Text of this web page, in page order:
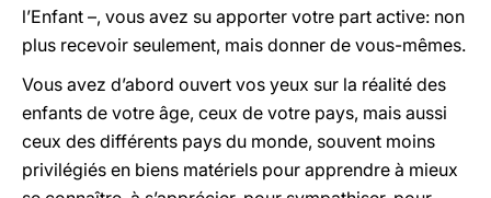
l’Enfant –, vous avez su apporter votre part active: non
plus recevoir seulement, mais donner de vous-mêmes.
Vous avez d’abord ouvert vos yeux sur la réalité des
enfants de votre âge, ceux de votre pays, mais aussi
ceux des différents pays du monde, souvent moins
privilégiés en biens matériels pour apprendre à mieux